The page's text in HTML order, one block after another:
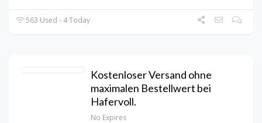
563 Used - 4 Today
Kostenloser Versand ohne
maximalen Bestellwert bei
Hafervoll.
No Expires